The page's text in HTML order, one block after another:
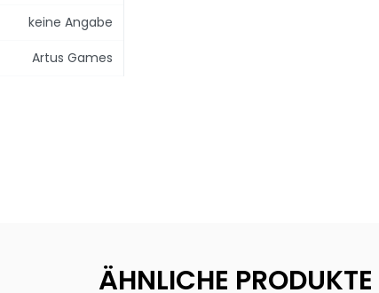
keine Angabe
Artus Games
ÄHNLICHE PRODUKTE